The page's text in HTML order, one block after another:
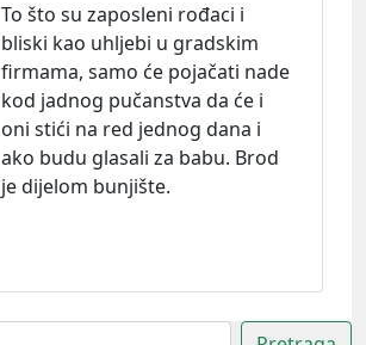
To što su zaposleni rođaci i
bliski kao uhljebi u gradskim
firmama, samo će pojačati nade
kod jadnog pučanstva da će i
oni stići na red jednog dana i
ako budu glasali za babu. Brod
je dijelom bunjište.